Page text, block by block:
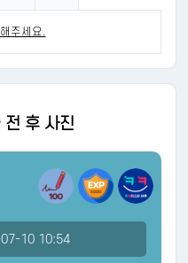
주세요.
전 후 사진
10 10:54